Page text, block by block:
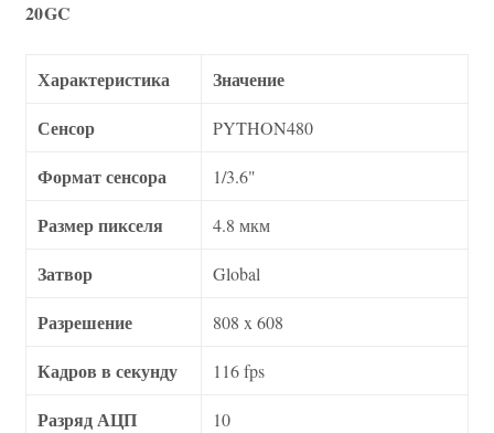
20GC
Характеристика
Значение
Сенсор
PYTHON480
Формат сенсора 1/3.6"
Размер пикселя 4.8 мкм
Затвор Global
Разрешение 808 x 608
Кадров в секунду 116 fps
Разряд АЦП 10